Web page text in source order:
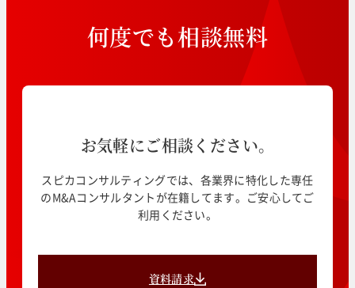
何度でも相談無料
お気軽にご相談ください。
スピカコンサルティングでは、各業界に特化した専任
のM&Aコンサルタントが在籍してます。ご安心してご
利用ください。
資料請求